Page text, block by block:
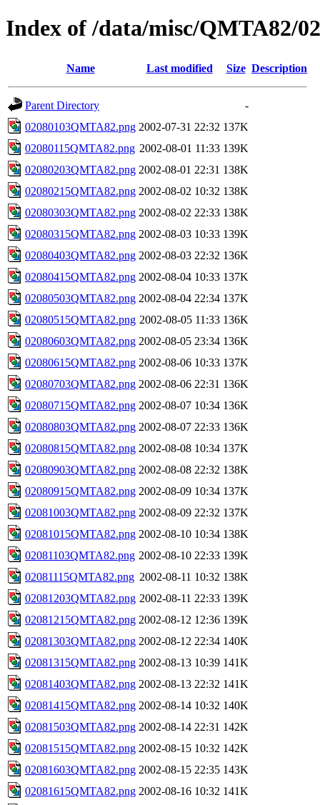
Index of /data/misc/QMTA82/
Name Last modified Size Description
Parent Directory
-
02080103QMTA82.png 2002-07-31 22:32 137K
02080115QMTA82.png 2002-08-01 11:33 139K
02080203QMTA82.png 2002-08-01 22:31 138K
02080215QMTA82.png 2002-08-02 10:32 138K
02080303QMTA82.png 2002-08-02 22:33 138K
02080315QMTA82.png 2002-08-03 10:33 139K
02080403QMTA82.png 2002-08-03 22:32 136K
02080415QMTA82.png 2002-08-04 10:33 137K
02080503QMTA82.png 2002-08-04 22:34 137K
02080515QMTA82.png 2002-08-05 11:33 136K
02080603QMTA82.png 2002-08-05 23:34 136K
02080615QMTA82.png 2002-08-06 10:33 137K
02080703QMTA82.png 2002-08-06 22:31 136K
02080715QMTA82.png 2002-08-07 10:34 136K
02080803QMTA82.png 2002-08-07 22:33 136K
02080815QMTA82.png 2002-08-08 10:34 137K
02080903QMTA82.png 2002-08-08 22:32 138K
02080915QMTA82.png 2002-08-09 10:34 137K
02081003QMTA82.png 2002-08-09 22:32 137K
02081015QMTA82.png 2002-08-10 10:34 138K
02081103QMTA82.png 2002-08-10 22:33 139K
02081115QMTA82.png 2002-08-11 10:32 138K
02081203QMTA82.png 2002-08-11 22:33 139K
02081215QMTA82.png 2002-08-12 12:36 139K
02081303QMTA82.png 2002-08-12 22:34 140K
02081315QMTA82.png 2002-08-13 10:39 141K
02081403QMTA82.png 2002-08-13 22:32 141K
02081415QMTA82.png 2002-08-14 10:32 140K
02081503QMTA82.png 2002-08-14 22:31 142K
02081515QMTA82.png 2002-08-15 10:32 142K
02081603QMTA82.png 2002-08-15 22:35 143K
02081615QMTA82.png 2002-08-16 10:32 141K